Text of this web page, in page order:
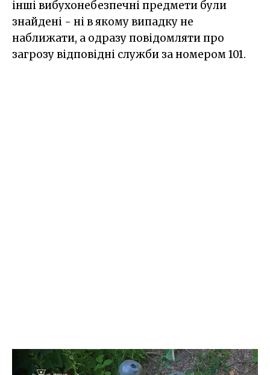
інші вибухонебезпечні предмети були
знайдені - ні в якому випадку не
наближати, а одразу повідомляти про
загрозу відповідні служби за номером 101.